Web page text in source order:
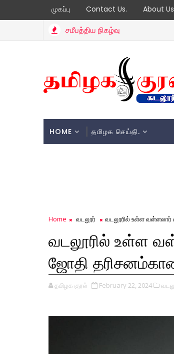
முகப்பு Contact Us. About
சமீபத்திய நிகழ்வு
HOME தமிழக செய்தி.
Home வடலூர் வடலூரில் உள்ள வள்ளலார்
வடலூரில் உள்ள
ஜோதி
தமிழக குரல் February 22, 2024